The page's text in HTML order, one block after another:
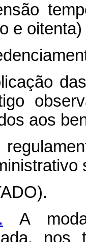
e
aos
A
nos